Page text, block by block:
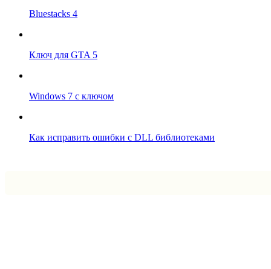
Bluestacks 4
Ключ для GTA 5
Windows 7 с ключом
Как исправить ошибки с DLL библиотеками